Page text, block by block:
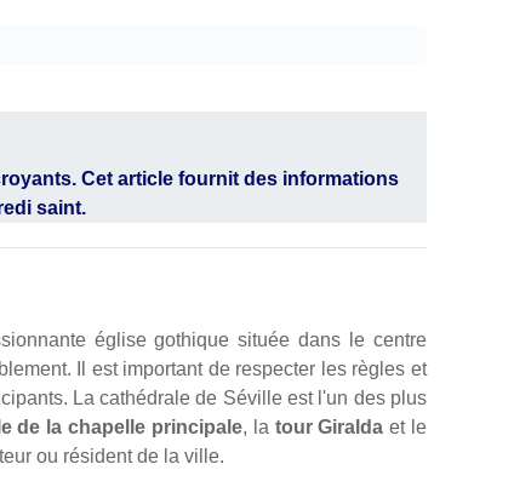
Cet article fournit des informations
saint.
église gothique située dans le centre
Il est important de respecter les règles et
La cathédrale de Séville est l'un des plus
de la chapelle principale, la tour Giralda et le
ou résident de la ville.